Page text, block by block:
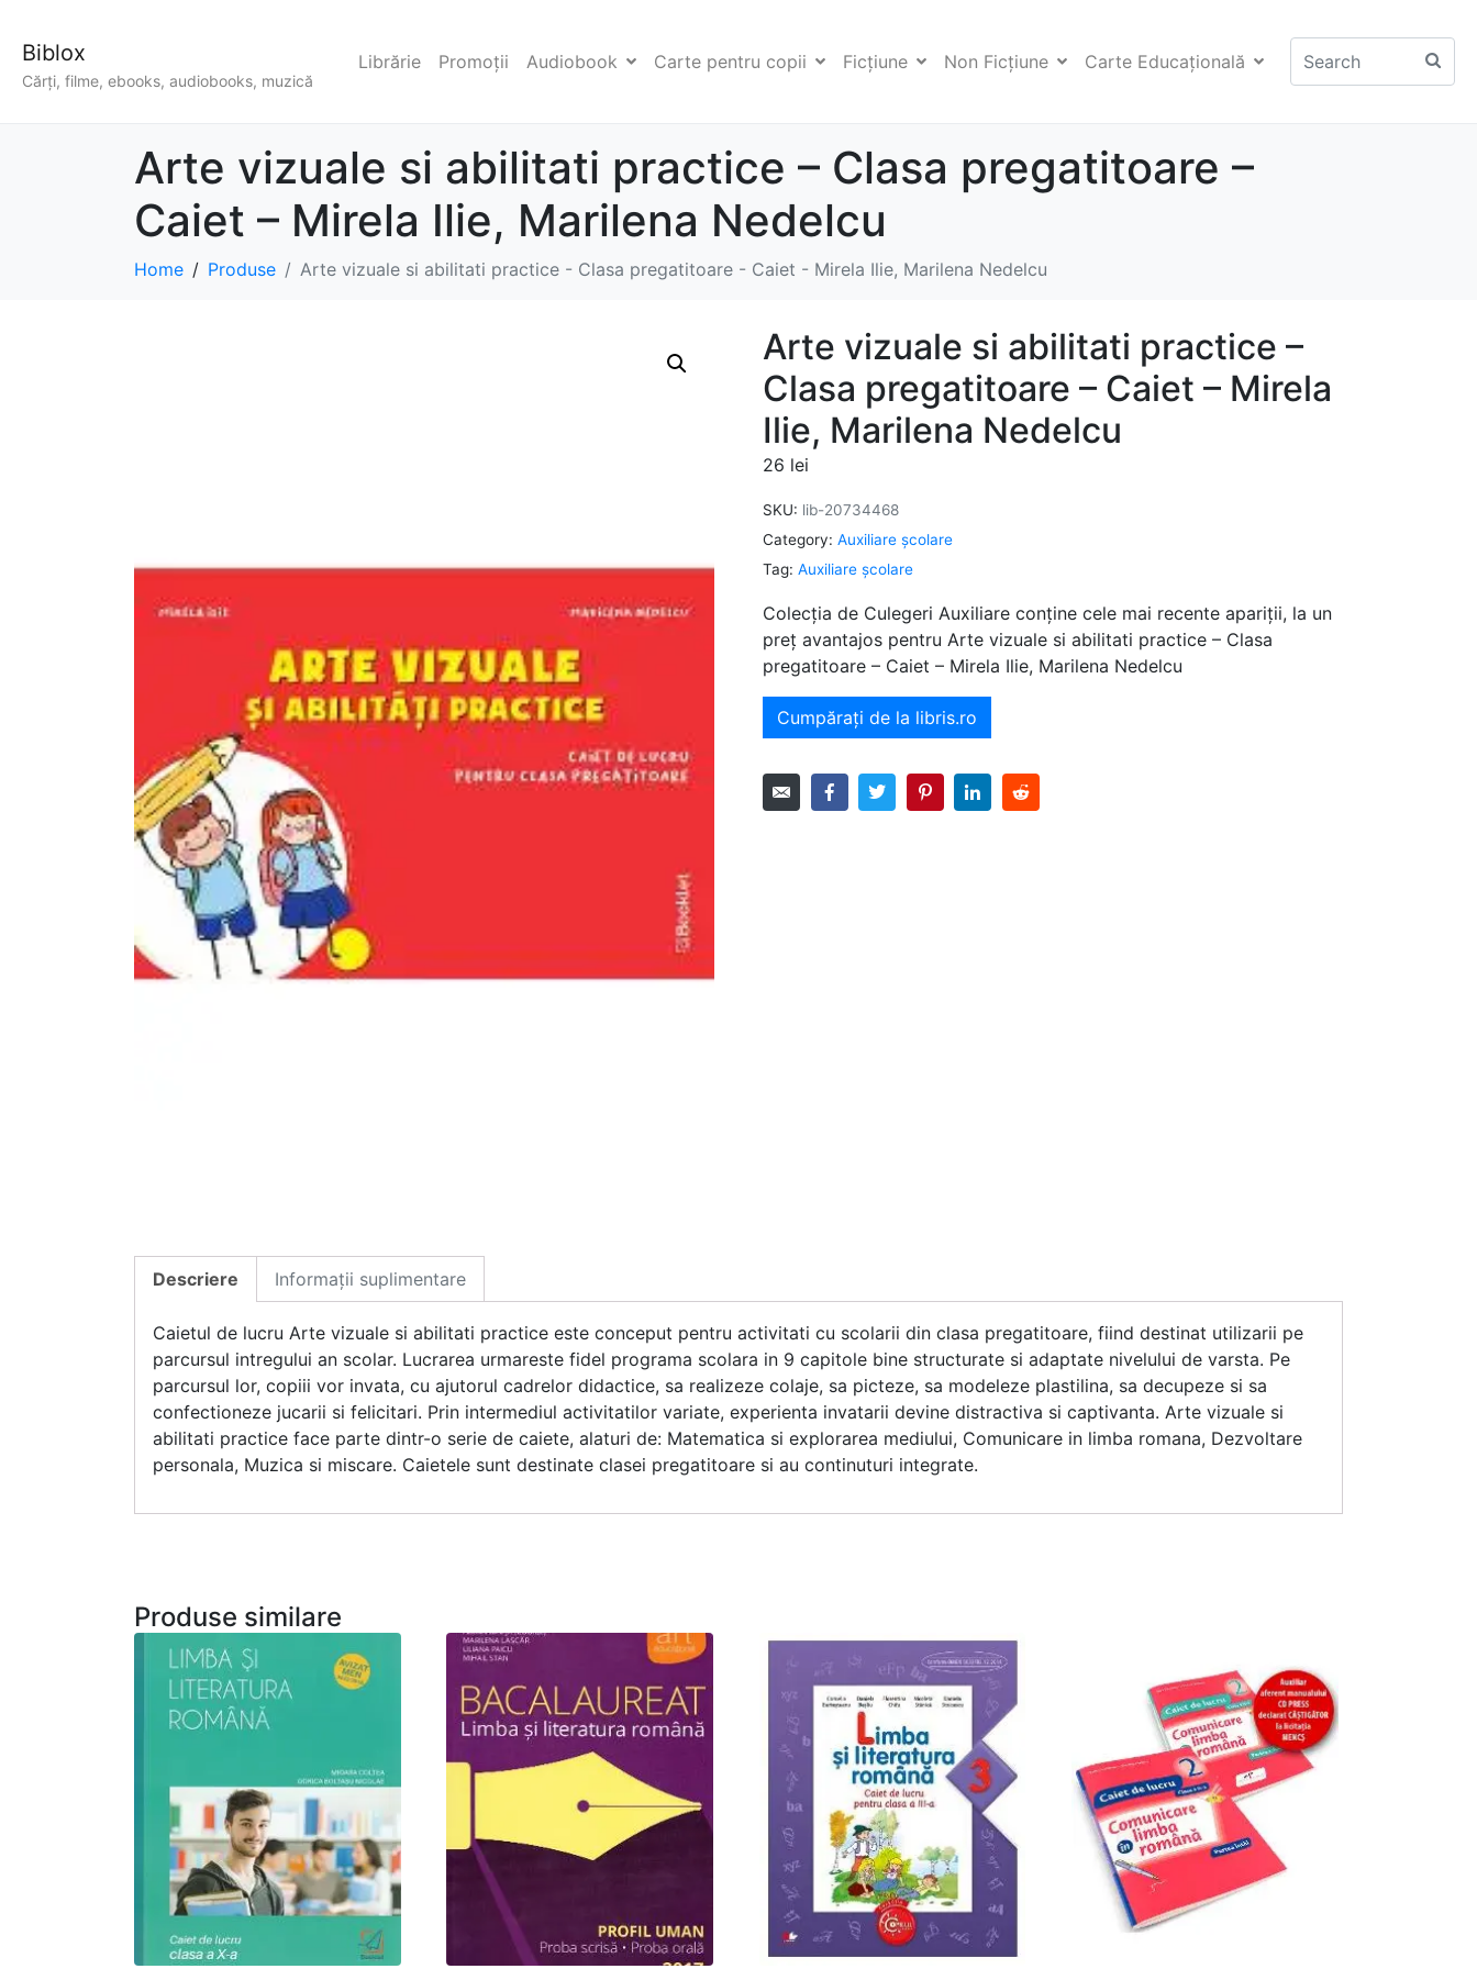
Biblox
Cărți, filme, ebooks, audiobooks, muzică
Librărie Promoții Audiobook Carte pentru copii Ficţiune Non Ficţiune Carte Educaţională
Arte vizuale si abilitati practice – Clasa pregatitoare –
Caiet – Mirela Ilie, Marilena Nedelcu
Home Produse Arte vizuale si abilitati practice - Clasa pregatitoare - Caiet - Mirela Ilie, Marilena Nedelcu
Arte vizuale si abilitati practice –
Clasa pregatitoare – Caiet – Mirela
Ilie, Marilena Nedelcu
26 lei
SKU: lib-20734468
Category: Auxiliare şcolare
Tag: Auxiliare şcolare
Colecția de Culegeri Auxiliare conține cele mai recente apariții, la un
preț avantajos pentru Arte vizuale si abilitati practice – Clasa
pregatitoare – Caiet – Mirela Ilie, Marilena Nedelcu
Cumpărați de la libris.ro
Descriere Informații suplimentare
Caietul de lucru Arte vizuale si abilitati practice este conceput pentru activitati cu scolarii din clasa pregatitoare, fiind destinat utilizarii pe
parcursul intregului an scolar. Lucrarea urmareste fidel programa scolara in 9 capitole bine structurate si adaptate nivelului de varsta. Pe
parcursul lor, copiii vor invata, cu ajutorul cadrelor didactice, sa realizeze colaje, sa picteze, sa modeleze plastilina, sa decupeze si sa
confectioneze jucarii si felicitari. Prin intermediul activitatilor variate, experienta invatarii devine distractiva si captivanta. Arte vizuale si
abilitati practice face parte dintr-o serie de caiete, alaturi de: Matematica si explorarea mediului, Comunicare in limba romana, Dezvoltare
personala, Muzica si miscare. Caietele sunt destinate clasei pregatitoare si au continuturi integrate.
Produse similare